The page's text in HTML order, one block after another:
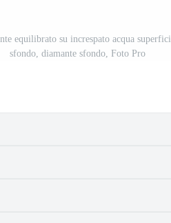
equilibrato su increspato acqua
sfondo, diamante sfondo, Foto Pro